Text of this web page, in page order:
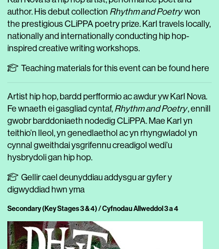
author. His debut collection Rhythm and Poetrywon
the prestigious CLiPPA poetry prize. Karl travels locally,
nationally and internationally conducting hip hop-
inspired creative writing workshops.
Teaching materials for this event can be found here
Artist hip hop, bardd perfformio ac awdur yw Karl Nova.
Fe wnaeth ei gasgliad cyntaf, Rhythm and Poetry, ennill
gwobr barddoniaeth nodedig CLiPPA. Mae Karl yn
teithio’n lleol, yn genedlaethol ac yn rhyngwladol yn
cynnal gweithdai ysgrifennu creadigol wedi’u
hysbrydoli gan hip hop.
Gellir cael deunyddiau addysgu ar gyfer y
digwyddiad hwn yma
Secondary (Key Stages 3 & 4) / Cyfnodau Allweddol 3 a 4